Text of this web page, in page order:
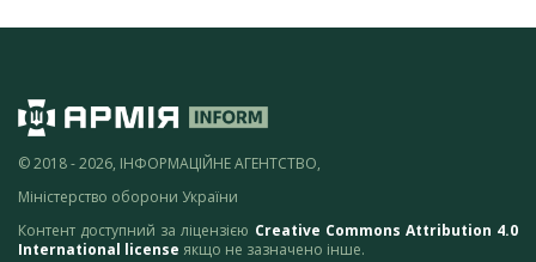
© 2018 - 2026, ІНФОРМАЦІЙНЕ АГЕНТСТВО,
Міністерство оборони України
Контент доступний за ліцензією Creative Commons Attribution 4.0
International license якщо не зазначено інше.